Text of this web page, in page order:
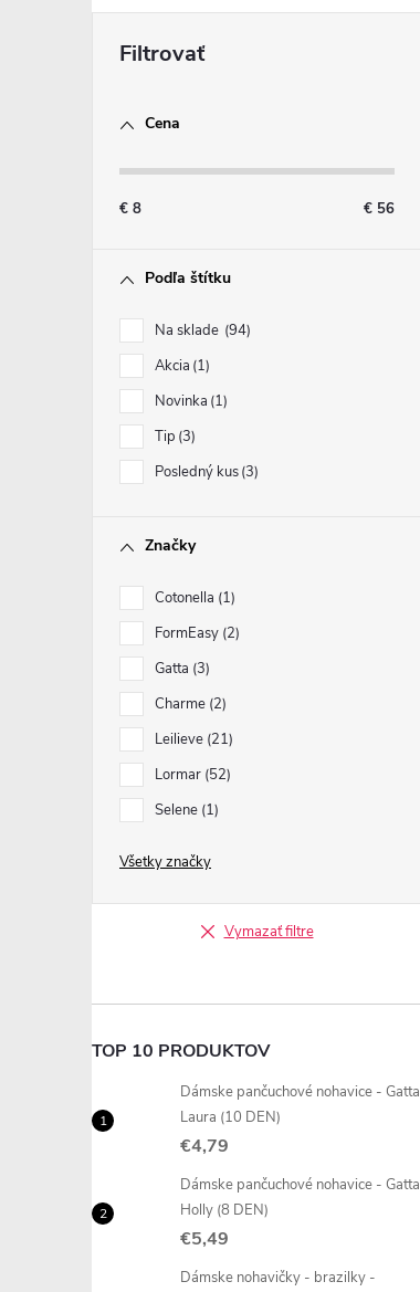
Cena
€ 8 € 56
Podľa štítku
Na sklade 94
Akcia 1
Novinka 1
Tip 3
Posledný kus 3
Značky
Cotonella 1
FormEasy 2
Gatta 3
Charme 2
Leilieve 21
Lormar 52
Selene 1
Všetky značky
Vymazať filtre
TOP 10 PRODUKTOV
Dámske pančuchové nohavice - Gatta
Laura (10 DEN)
€4,79
Dámske pančuchové nohavice - Gatta
Holly (8 DEN)
€5,49
Dámske nohavičky - brazilky -